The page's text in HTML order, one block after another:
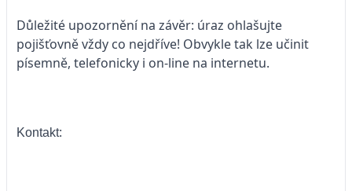
Důležité upozornění na závěr: úraz ohlašujte
pojišťovně vždy co nejdříve! Obvykle tak lze učinit
písemně, telefonicky i on-line na internetu.
Kontakt: